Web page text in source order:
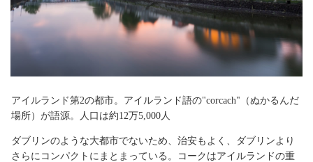
アイルランド第2の都市。アイルランド語の"corcach"（ぬかるんだ
場所）が語源。人口は約12万5,000人
ダブリンのような大都市でないため、治安もよく、ダブリンより
さらにコンパクトにまとまっている。コークはアイルランドの重